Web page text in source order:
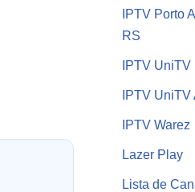
IPTV Porto
RS
IPTV UniTV
IPTV
IPTV Warez
Lazer Play
Lista de